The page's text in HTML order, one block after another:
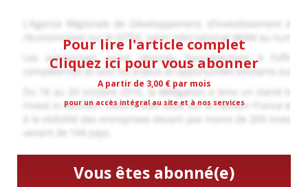
Pour lire l'article complet
Cliquez ici pour vous abonner
A partir de 3,00 € par mois
pour un accès intégral au site et à nos services
Vous êtes abonné(e)